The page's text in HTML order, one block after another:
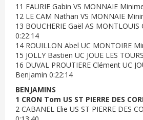
11 FAURIE Gabin VS MONNAIE
12 LE CAM Nathan VS MONNAIE
13 BOUCHERIE Gaël AS MONTLOUIS
0:22:14
14 ROUILLON Abel UC MONTOIRE
15 JOLLY Bastien UC JOUE LES
16 DUVAL PROUTIERE Clément UC
Benjamin 0:22:14
BENJAMINS
1 CRON Tom US ST PIERRE DES
2 CABANEL Elie US ST PIERRE DES